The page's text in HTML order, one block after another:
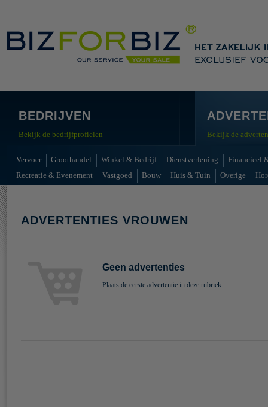
BEDRIJVEN
Bekijk de bedrijfprofielen Bekijk de
Vervoer Groothandel Winkel & Bedrijf Dienstverlening
Financieel
Recreatie & Evenement
Vastgoed Bouw Huis & Tuin Overige
ADVERTENTIES VROUWEN
Geen advertenties
Plaats de eerste advertentie in deze rubriek.